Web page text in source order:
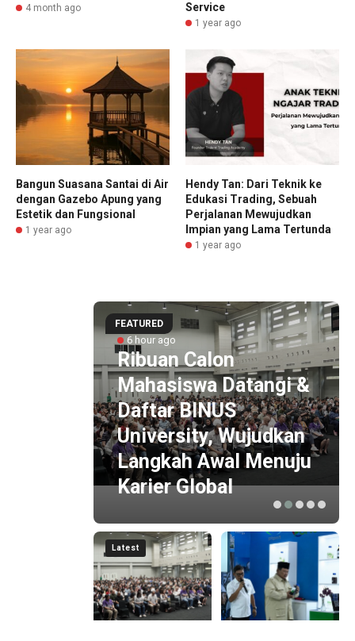
4 month ago
Service
1 year ago
Bangun Suasana Santai di Air
dengan Gazebo Apung yang
Estetik dan Fungsional
1 year ago
Hendy Tan: Dari Teknik ke
Edukasi Trading, Sebuah
Perjalanan Mewujudkan
Impian yang Lama Tertunda
1 year ago
FEATURED
6 hour ago
Ribuan Calon
Mahasiswa Datangi &
Daftar BINUS
University, Wujudkan
Langkah Awal Menuju
Karier Global
Latest